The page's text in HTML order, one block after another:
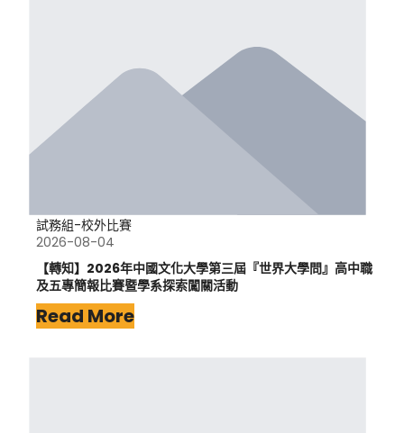
試務組-校外比賽
2026-08-04
【轉知】2026年中國文化大學第三屆『世界大學問』高中職
及五專簡報比賽暨學系探索闖關活動
Read More